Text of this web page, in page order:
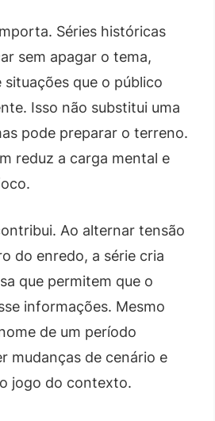
Séries históricas
sem apagar o tema,
que o público
Isso não substitui uma
pode preparar o terreno.
reduz a carga mental e
Ao alternar tensão
do enredo, a série cria
que permitem que o
informações. Mesmo
de um período
mudanças de cenário e
jogo do contexto.